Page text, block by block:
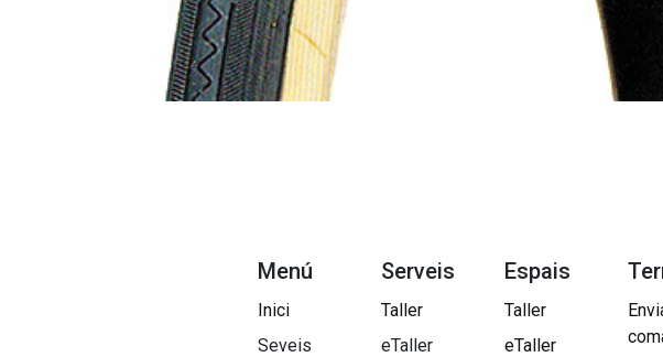
Menú
Inici
Seveis
Serveis
Taller
eTaller
Espais
Taller
eTaller